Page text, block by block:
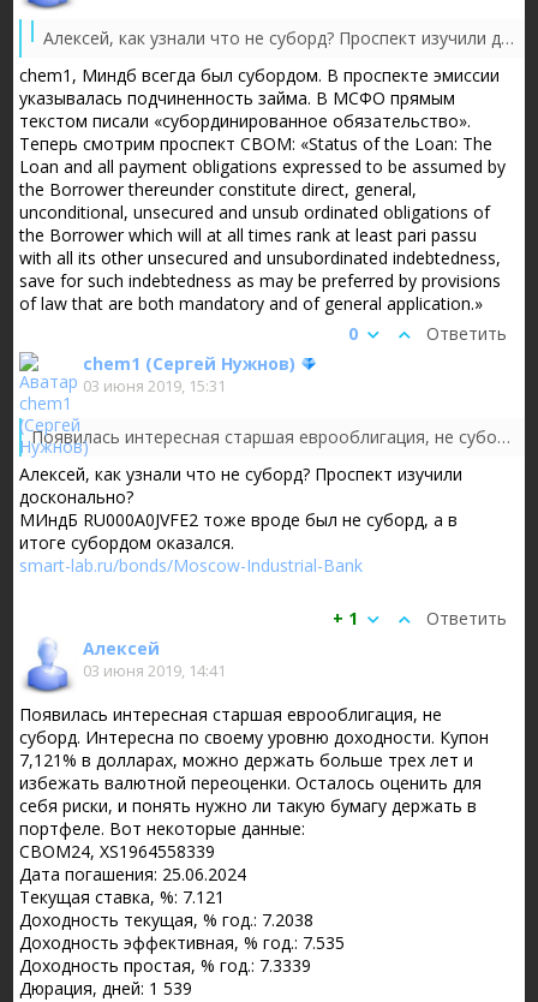
Появилась интересная старшая еврооблигация, не
Алексей, как узнали что не суборд? Проспект изучили досконально?
chem1, Миндб всегда был субордом. В проспекте эмиссии
указывалась подчиненность займа. В МСФО прямым
текстом писали «субординированное обязательство».
Теперь смотрим проспект СВОМ: «Status of the Loan: The
Loan and all payment obligations expressed to be assumed by
the Borrower thereunder constitute direct, general,
unconditional, unsecured and unsub ordinated obligations of
the Borrower which will at all times rank at least pari passu
with all its other unsecured and unsubordinated indebtedness,
save for such indebtedness as may be preferred by provisions
of law that are both mandatory and of general application.»
Ответить
0
chem1 (Сергей Нужнов)
03 июня 2019, 15:31
Появилась интересная старшая еврооблигация, не суборд. Интересна по своему уровню доходности. Купон 7,121% в долларах, можно держать больше трех лет и избежать валютной переоценки. Осталось оценить для себя риски, и понять нужно ли такую бумагу держать в портфеле. Вот некоторые данные:
Алексей, как узнали что не суборд? Проспект изучили
досконально?
МИндБ RU000A0JVFE2 тоже вроде был не суборд, а в
итоге субордом оказался.
smart-lab.ru/bonds/Moscow-Industrial-Bank
Ответить
+ 1
Алексей
03 июня 2019, 14:41
Появилась интересная старшая еврооблигация, не
суборд. Интересна по своему уровню доходности. Купон
7,121% в долларах, можно держать больше трех лет и
избежать валютной переоценки. Осталось оценить для
себя риски, и понять нужно ли такую бумагу держать в
портфеле. Вот некоторые данные:
CBOM24, XS1964558339
Дата погашения: 25.06.2024
Текущая ставка, %: 7.121
Доходность текущая, % год.: 7.2038
Доходность эффективная, % год.: 7.535
Доходность простая, % год.: 7.3339
Дюрация, дней: 1 539